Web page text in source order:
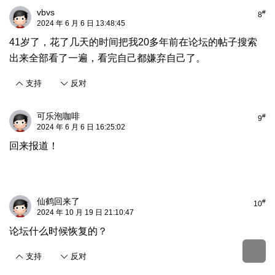
8#
vbvs
2024 年 6 月 6 日 13:48:45
41岁了，花了几天的时间把我20多年前在论坛的帖子搜索
出来全部看了一遍，看完自己都嫌弃自己了。
支持 反对
9#
可乐泡咖啡
2024 年 6 月 6 日 16:25:02
回来报道！
10#
仙鹤回来了
2024 年 10 月 19 日 21:10:47
论坛什么时候恢复的？
支持 反对